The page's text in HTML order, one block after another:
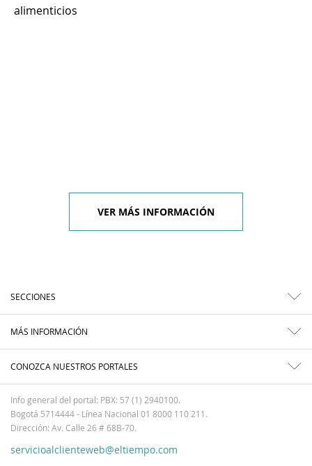
alimenticios
VER MÁS INFORMACIÓN
SECCIONES
MÁS INFORMACIÓN
CONOZCA NUESTROS PORTALES
Info general del portal: PBX: 57 (1) 2940100.
Bogotá 5714444 - Línea Nacional 01 8000 110 211.
Dirección: Av. Calle 26 # 68B-70.
servicioalclienteweb@eltiempo.com